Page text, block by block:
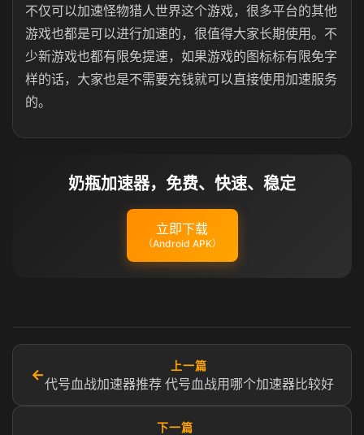
不仅可以加速怪物猎人世界这个游戏，很多平台的其他
游戏也都是可以进行加速的，很值得大家长期使用。不
少新游戏也都有限免提速，如果游戏的图标标有限免字
样的话，大家也是不需要充钱就可以直接使用加速服务
的。
奶瓶加速器，免费、快速、稳定
立即下载
（Android APK）
←
上一篇
代号血战加速器推荐 代号血战用哪个加速器比较好
下一篇